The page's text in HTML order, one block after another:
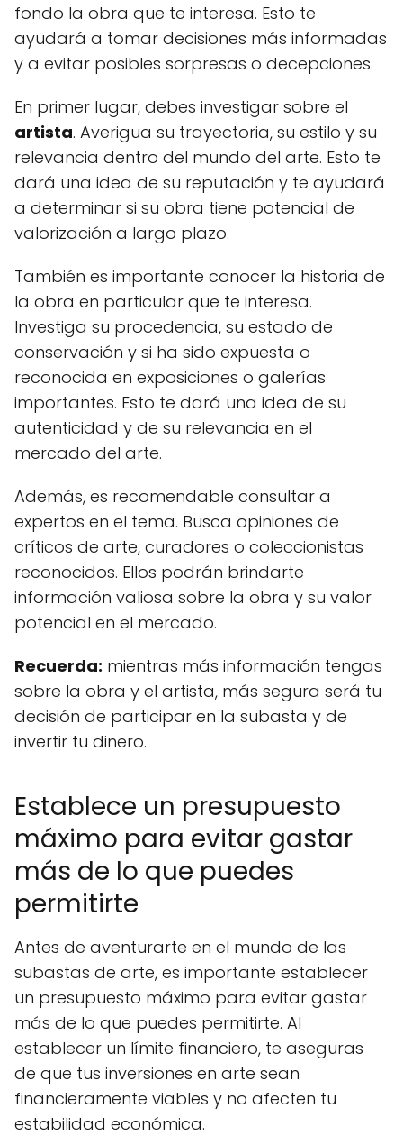
fondo la obra que te interesa. Esto te
ayudará a tomar decisiones más informadas
y a evitar posibles sorpresas o decepciones.
En primer lugar, debes investigar sobre el
artista. Averigua su trayectoria, su estilo y su
relevancia dentro del mundo del arte. Esto te
dará una idea de su reputación y te ayudará
a determinar si su obra tiene potencial de
valorización a largo plazo.
También es importante conocer la historia de
la obra en particular que te interesa.
Investiga su procedencia, su estado de
conservación y si ha sido expuesta o
reconocida en exposiciones o galerías
importantes. Esto te dará una idea de su
autenticidad y de su relevancia en el
mercado del arte.
Además, es recomendable consultar a
expertos en el tema. Busca opiniones de
críticos de arte, curadores o coleccionistas
reconocidos. Ellos podrán brindarte
información valiosa sobre la obra y su valor
potencial en el mercado.
Recuerda: mientras más información tengas
sobre la obra y el artista, más segura será tu
decisión de participar en la subasta y de
invertir tu dinero.
Establece un presupuesto
máximo para evitar gastar
más de lo que puedes
permitirte
Antes de aventurarte en el mundo de las
subastas de arte, es importante establecer
un presupuesto máximo para evitar gastar
más de lo que puedes permitirte. Al
establecer un límite financiero, te aseguras
de que tus inversiones en arte sean
financieramente viables y no afecten tu
estabilidad económica.